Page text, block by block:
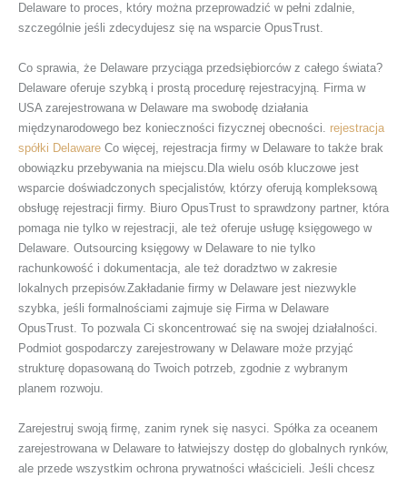
Delaware to proces, który można przeprowadzić w pełni zdalnie,
szczególnie jeśli zdecydujesz się na wsparcie OpusTrust.
Co sprawia, że Delaware przyciąga przedsiębiorców z całego świata?
Delaware oferuje szybką i prostą procedurę rejestracyjną. Firma w
USA zarejestrowana w Delaware ma swobodę działania
międzynarodowego bez konieczności fizycznej obecności. rejestracja
spółki Delaware Co więcej, rejestracja firmy w Delaware to także brak
obowiązku przebywania na miejscu.Dla wielu osób kluczowe jest
wsparcie doświadczonych specjalistów, którzy oferują kompleksową
obsługę rejestracji firmy. Biuro OpusTrust to sprawdzony partner, która
pomaga nie tylko w rejestracji, ale też oferuje usługę księgowego w
Delaware. Outsourcing księgowy w Delaware to nie tylko
rachunkowość i dokumentacja, ale też doradztwo w zakresie
lokalnych przepisów.Zakładanie firmy w Delaware jest niezwykle
szybka, jeśli formalnościami zajmuje się Firma w Delaware
OpusTrust. To pozwala Ci skoncentrować się na swojej działalności.
Podmiot gospodarczy zarejestrowany w Delaware może przyjąć
strukturę dopasowaną do Twoich potrzeb, zgodnie z wybranym
planem rozwoju.
Zarejestruj swoją firmę, zanim rynek się nasyci. Spółka za oceanem
zarejestrowana w Delaware to łatwiejszy dostęp do globalnych rynków,
ale przede wszystkim ochrona prywatności właścicieli. Jeśli chcesz